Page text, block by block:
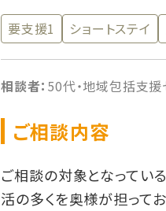
要支援1 ショートステイ
相談者： 50代・地域包括支援
ご相談内容
ご相談の対象となってい
活の多くを奥様が担って